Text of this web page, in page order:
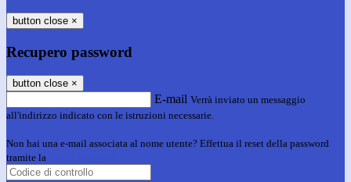
button close ×
Recupero password
button close ×
E-mail Verrà inviato un messaggio
all'indirizzo indicato con le istruzioni necessarie.
Non hai una e-mail associata al nome utente? Effettua il reset della password
tramite la